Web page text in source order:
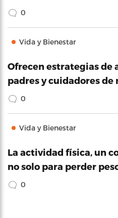
0
Vida y Bienestar
Ofrecen estrategias de
padres y cuidadores
0
Vida y Bienestar
La actividad física, un
no solo para perder
0